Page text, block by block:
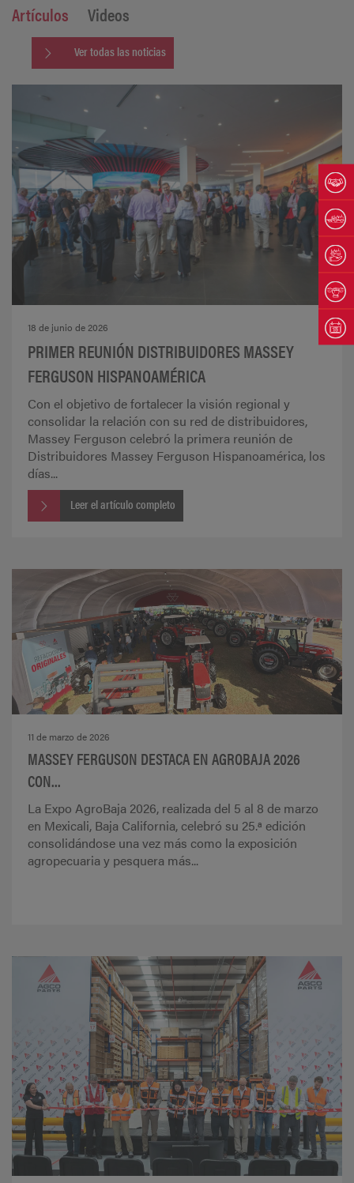
Artículos Videos
Ver todas las noticias
18 de junio de 2026
PRIMER REUNIÓN DISTRIBUIDORES MASSEY
FERGUSON HISPANOAMÉRICA
Con el objetivo de fortalecer la visión regional y
consolidar la relación con su red de distribuidores,
Massey Ferguson celebró la primera reunión de
Distribuidores Massey Ferguson Hispanoamérica, los
días...
Leer el artículo completo
11 de marzo de 2026
MASSEY FERGUSON DESTACA EN AGROBAJA 2026
CON...
La Expo AgroBaja 2026, realizada del 5 al 8 de marzo
en Mexicali, Baja California, celebró su 25.ª edición
consolidándose una vez más como la exposición
agropecuaria y pesquera más...